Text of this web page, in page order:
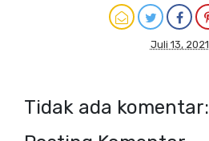
Juli 13, 2021
Tidak ada komentar: